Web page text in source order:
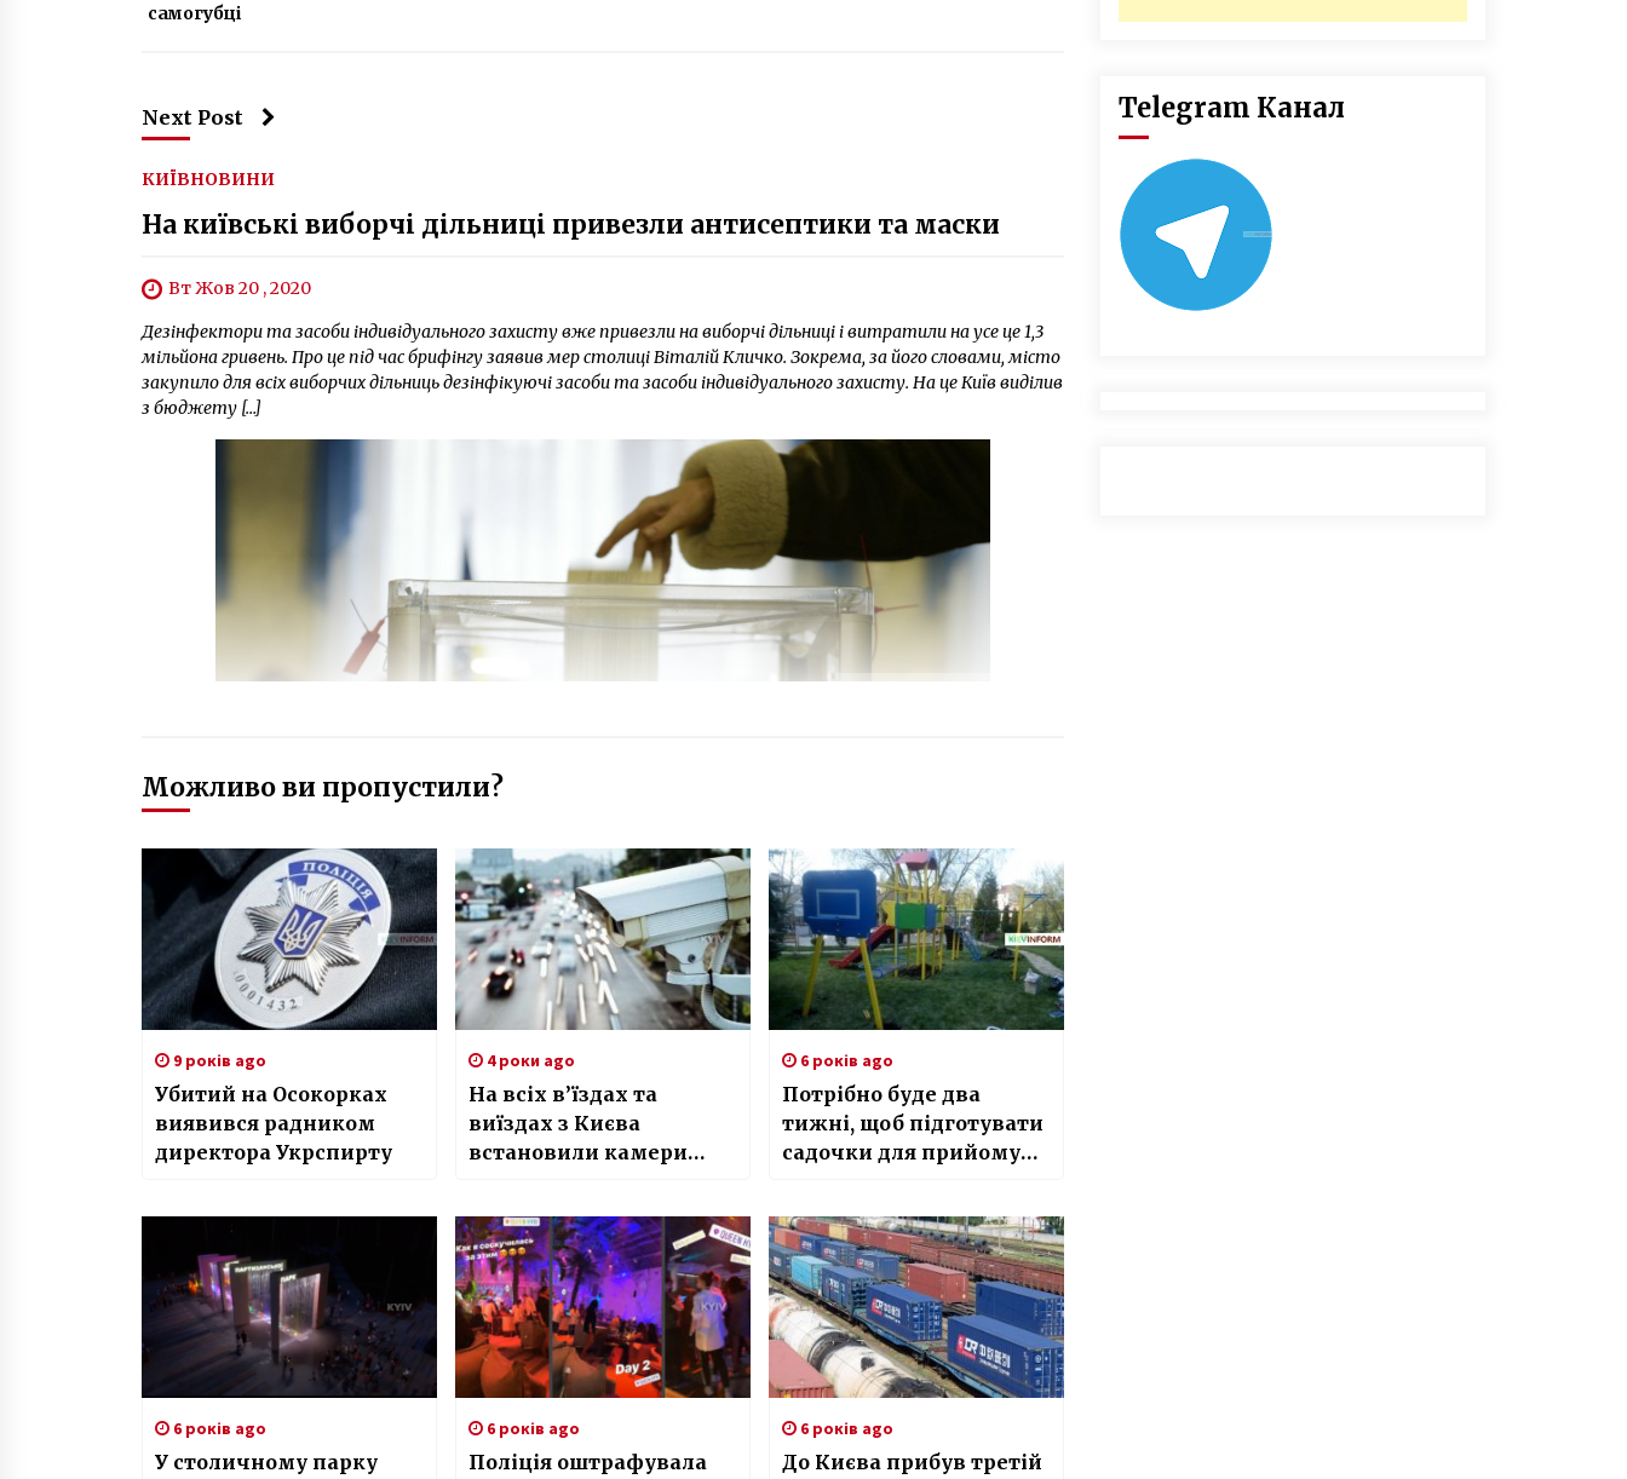
самогубці
Next Post
КИЇВНОВИНИ
На київські виборчі дільниці привезли антисептики та маски
Вт Жов 20 , 2020
Дезінфектори та засоби індивідуального захисту вже привезли на виборчі дільниці і витратили на усе це 1,3
мільйона гривень. Про це під час брифінгу заявив мер столиці Віталій Кличко. Зокрема, за його словами, місто
закупило для всіх виборчих дільниць дезінфікуючі засоби та засоби індивідуального захисту. На це Київ виділив
з бюджету […]
Можливо ви пропустили?
9 років ago
Убитий на Осокорках
виявився радником
директора Укрспирту
4 роки ago
На всіх в’їздах та
виїздах з Києва
встановили камери
6 років ago
Потрібно буде два
тижні, щоб підготувати
садочки для прийому
6 років ago
У столичному парку
6 років ago
Поліція оштрафувала
6 років ago
До Києва прибув третій
Telegram Канал